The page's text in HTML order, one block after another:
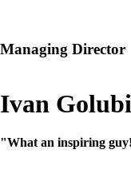
Managing Director
Ivan
"What an inspiring